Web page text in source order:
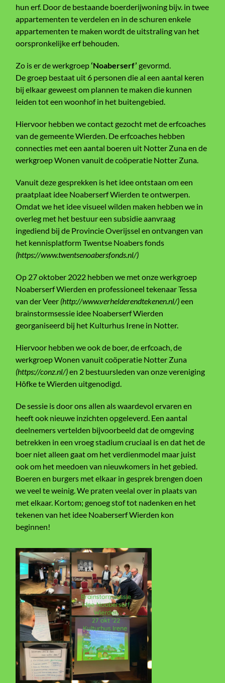
hun erf. Door de bestaande boerderijwoning bijv. in twee
appartementen te verdelen en in de schuren enkele
appartementen te maken wordt de uitstraling van het
oorspronkelijke erf behouden.
Zo is er de werkgroep‘Noaberserf’gevormd.
De groep bestaat uit 6 personen die al een aantal keren
bij elkaar geweest om plannen te maken die kunnen
leiden tot een woonhof in het buitengebied.
Hiervoor hebben we contact gezocht met de erfcoaches
van de gemeente Wierden. De erfcoaches hebben
connecties met een aantal boeren uit Notter Zuna en de
werkgroep Wonen vanuit de coöperatie Notter Zuna.
Vanuit deze gesprekken is het idee ontstaan om een
praatplaat idee Noaberserf Wierden te ontwerpen.
Omdat we het idee visueel wilden maken hebben we in
overleg met het bestuur een subsidie aanvraag
ingediend bij de Provincie Overijssel en ontvangen van
het kennisplatform Twentse Noabers fonds
(https://www.twentsenoabersfonds.nl/)
Op 27 oktober 2022 hebben we met onze werkgroep
Noaberserf Wierden en professioneel tekenaar Tessa
van der Veer (http://www.verhelderendtekenen.nl/)een
brainstormsessie idee Noaberserf Wierden
georganiseerd bij het Kulturhus Irene in Notter.
Hiervoor hebben we ook de boer, de erfcoach, de
werkgroep Wonen vanuit coöperatie Notter Zuna
(https://conz.nl/)en 2 bestuursleden van onze vereniging
Hôfke te Wierden uitgenodigd.
De sessie is door ons allen als waardevol ervaren en
heeft ook nieuwe inzichten opgeleverd. Een aantal
deelnemers vertelden bijvoorbeeld dat de omgeving
betrekken in een vroeg stadium cruciaal is en dat het de
boer niet alleen gaat om het verdienmodel maar juist
ook om het meedoen van nieuwkomers in het gebied.
Boeren en burgers met elkaar in gesprek brengen doen
we veel te weinig. We praten veelal over in plaats van
met elkaar. Kortom; genoeg stof tot nadenken en het
tekenen van het idee Noaberserf Wierden kon
beginnen!